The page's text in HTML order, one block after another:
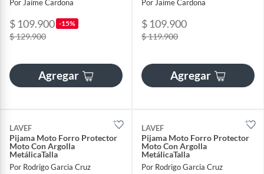
Por Jaime Cardona
$ 109.900 -15%
$ 129.900
Agregar
Por Jaime Cardona
$ 109.900
$ 119.900
Agregar
LAVEF
Pijama Moto Forro Protector
Moto Con Argolla
MetálicaTalla
Por Rodrigo Garcia Cruz
LAVEF
Pijama Moto Forro Protector
Moto Con Argolla
MetálicaTalla
Por Rodrigo Garcia Cruz